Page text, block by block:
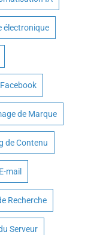
électronique
Facebook
de Marque
de Contenu
mail
Recherche
Serveur